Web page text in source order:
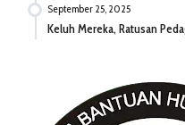
September 25, 2025
Keluh Mereka, Ratusan